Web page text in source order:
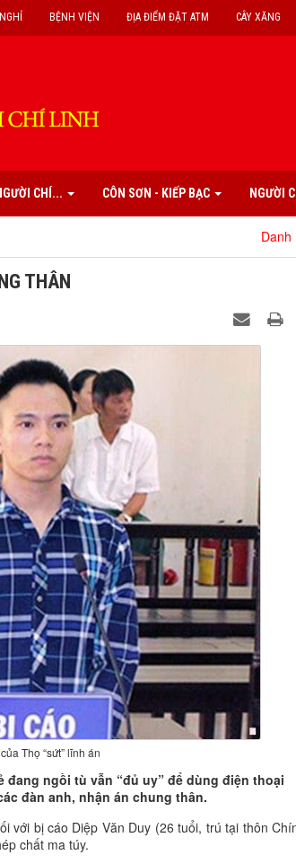
CÂY XĂNG
ĐỊA ĐIỂM ĐẶT ATM
BỆNH VIỆN
CHÍ... CÔN SƠN - KIẾP BẠC NGƯỜI
Danh mục các di
THÂN
Thọ “sứt” lĩnh án
đang ngồi tù vẫn “đủ uy” để dùng điện thoại
đàn anh, nhận án chung thân.
với bị cáo Diệp Văn Duy (26 tuổi, trú tại thôn
chất ma túy.